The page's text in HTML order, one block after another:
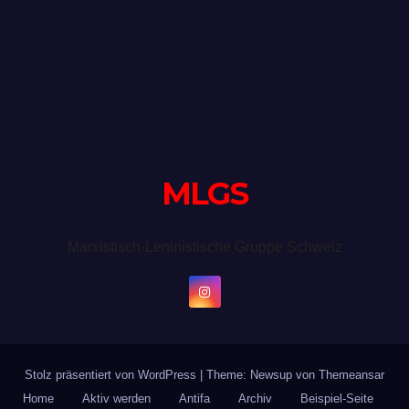
MLGS
Stolz präsentiert von WordPress Theme: Newsup von Themeansar
Home
Aktiv werden Antifa Archiv Beispiel-Seite